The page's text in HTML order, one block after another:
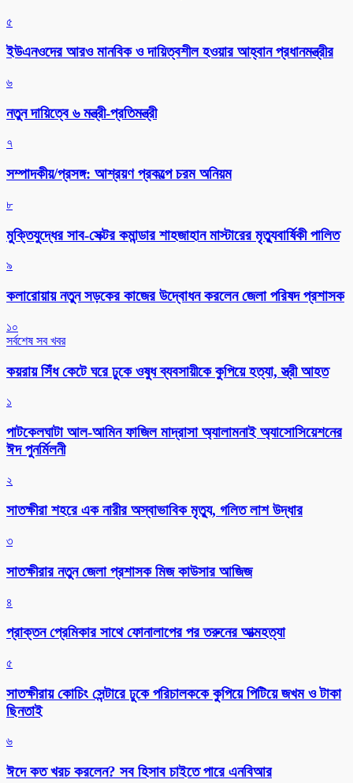
৫
ইউএনওদের আরও মানবিক ও দায়িত্বশীল হওয়ার আহ্বান প্রধানমন্ত্রীর
৬
নতুন দায়িত্বে ৬ মন্ত্রী-প্রতিমন্ত্রী
৭
সম্পাদকীয়/প্রসঙ্গ: আশ্রয়ণ প্রকল্পে চরম অনিয়ম
৮
মুক্তিযুদ্ধের সাব-সেক্টর কমান্ডার শাহজাহান মাস্টারের মৃত্যুবার্ষিকী পালিত
৯
কলারোয়ায় নতুন সড়কের কাজের উদ্বোধন করলেন জেলা পরিষদ প্রশাসক
১০
সর্বশেষ সব খবর
কয়রায় সিঁধ কেটে ঘরে ঢুকে ওষুধ ব্যবসায়ীকে কুপিয়ে হত্যা, স্ত্রী আহত
১
পাটকেলঘাটা আল-আমিন ফাজিল মাদ্রাসা অ্যালামনাই অ্যাসোসিয়েশনের
ঈদ পুনর্মিলনী
২
সাতক্ষীরা শহরে এক নারীর অস্বাভাবিক মৃত্যু, গলিত লাশ উদ্ধার
৩
সাতক্ষীরার নতুন জেলা প্রশাসক মিজ কাউসার আজিজ
৪
প্রাক্তন প্রেমিকার সাথে ফোনালাপের পর তরুনের আত্মহত্যা
৫
সাতক্ষীরায় কোচিং সেন্টারে ঢুকে পরিচালককে কুপিয়ে পিটিয়ে জখম ও টাকা
ছিনতাই
৬
ঈদে কত খরচ করলেন? সব হিসাব চাইতে পারে এনবিআর